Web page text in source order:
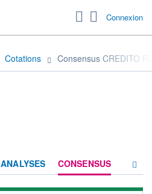
Connexion
Cotations Consensus CREDITO
ANALYSES CONSENSUS